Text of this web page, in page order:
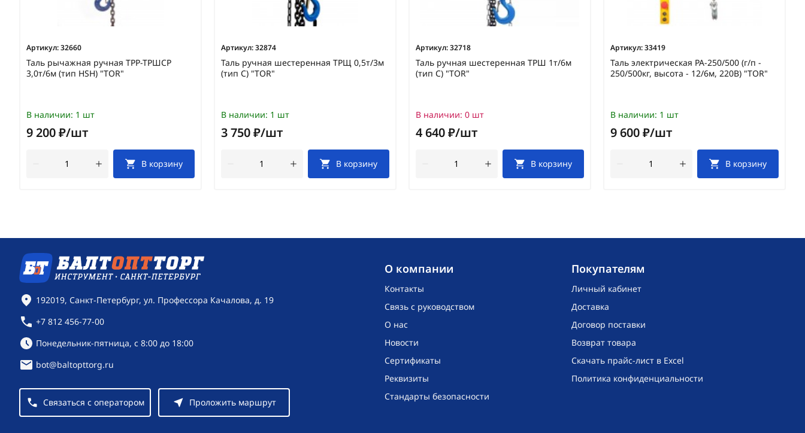
Артикул:32660
Таль рычажная ручная ТРР-ТРШСР
3,0т/6м (тип HSH) "TOR"
В наличии: 1 шт
9 200 ₽/шт
В корзину
Артикул:32874
Таль ручная шестеренная ТРЩ 0,5т/3м
(тип C) "TOR"
В наличии: 1 шт
3 750 ₽/шт
В корзину
Артикул:32718
Таль ручная шестеренная ТРШ 1т/6м
(тип C) "TOR"
В наличии: 0 шт
4 640 ₽/шт
В корзину
Артикул:33419
Таль электрическая PA-250/500 (г/п -
250/500кг, высота - 12/6м, 220В) "TOR"
В наличии: 1 шт
9 600 ₽/шт
В корзину
O компании
Контакты
Связь с руководством
О нас
Новости
Сертификаты
Реквизиты
Стандарты безопасности
Покупателям
Личный кабинет
Доставка
Договор поставки
Возврат товара
Скачать прайс-лист в Excel
Политика конфиденциальности
Контактная информация
192019, Санкт-Петербург, ул. Профессора Качалова, д. 19
+7 812 456-77-00
Режим работы:
Понедельник-пятница, с 8:00 до 18:00
bot@baltopttorg.ru
Связаться с оператором Проложить маршрут